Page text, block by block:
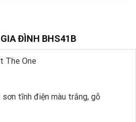
ĐÌNH BHS41B
The One
tĩnh điện màu trắng, gỗ